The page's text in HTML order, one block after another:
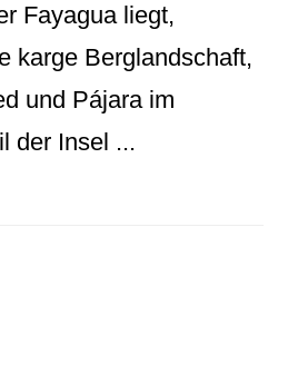
Fayagua liegt,
karge Berglandschaft,
und Pájara im
der Insel ...